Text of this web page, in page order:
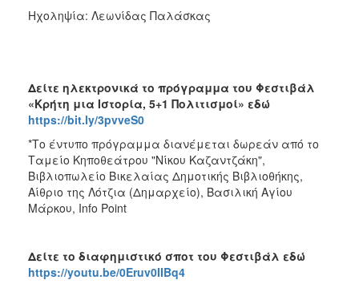
Ηχοληψία: Λεωνίδας Παλάσκας
Δείτε ηλεκτρονικά το πρόγραμμα του Φεστιβάλ
«Κρήτη μια Ιστορία, 5+1 Πολιτισμοί» εδώ
https://bit.ly/3pvveS0
*Το έντυπο πρόγραμμα διανέμεται δωρεάν από το
Ταμείο Κηποθεάτρου "Νίκου Καζαντζάκη",
Βιβλιοπωλείο Βικελαίας Δημοτικής Βιβλιοθήκης,
Αίθριο της Λότζια (Δημαρχείο), Βασιλική Αγίου
Μάρκου, Info Point
Δείτε το διαφημιστικό σποτ του Φεστιβάλ εδώ
https://youtu.be/0Eruv0IIBq4